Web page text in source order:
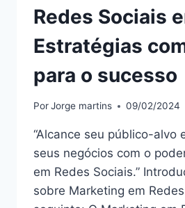
Redes Sociais
Estratégias
para o sucesso
PorJorge martins 09/02/2024
“Alcance seu público-alvo
seus negócios com o
em Redes Sociais.”
sobre Marketing em